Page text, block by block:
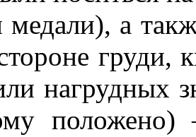
медали), а
груди,
нагрудных
положено)